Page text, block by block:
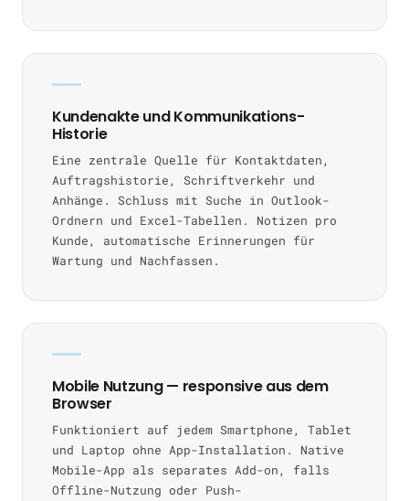
Kundenakte und Kommunikations-
Historie
Eine zentrale Quelle für Kontaktdaten,
Auftragshistorie, Schriftverkehr und
Anhänge. Schluss mit Suche in Outlook-
Ordnern und Excel-Tabellen. Notizen pro
Kunde, automatische Erinnerungen für
Wartung und Nachfassen.
Mobile Nutzung — responsive aus dem
Browser
Funktioniert auf jedem Smartphone, Tablet
und Laptop ohne App-Installation. Native
Mobile-App als separates Add-on, falls
Offline-Nutzung oder Push-